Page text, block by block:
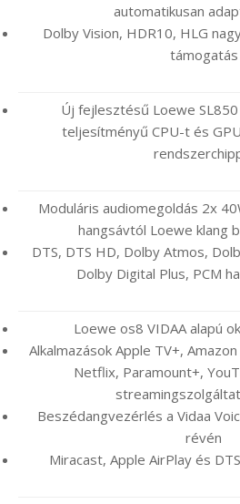
automatikusan
Dolby Vision, HDR10, HLG
támogatás
Új fejlesztésű Loewe
teljesítményű CPU-t és
Moduláris audiomegoldás 2x
hangsávtól Loewe klang
DTS, DTS HD, Dolby Atmos,
Dolby Digital Plus, PCM
Loewe os8 VIDAA alapú
Alkalmazások Apple TV+,
Netflix, Paramount+,
Beszédangvezérlés a Vidaa
révén
Miracast, Apple AirPlay és